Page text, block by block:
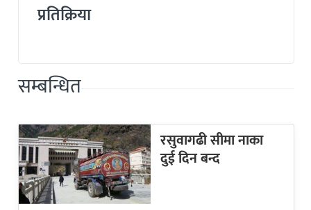
प्रतिक्रिया
सम्बन्धित
रसुवागढी सीमा नाका
दुई दिन बन्द